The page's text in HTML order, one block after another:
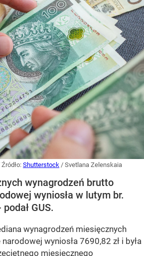
Shutterstock / Svetlana Zelenskaia
wynagrodzeń brutto
wyniosła w lutym br.
GUS.
wynagrodzeń miesięcznych
wyniosła 7690,82 zł i była
miesięcznego